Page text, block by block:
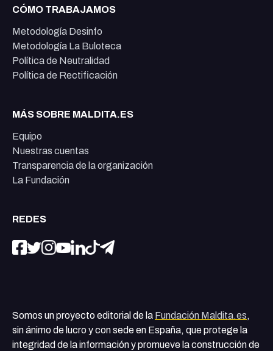
CÓMO TRABAJAMOS
Metodología Desinfo
Metodología La Buloteca
Política de Neutralidad
Política de Rectificación
MÁS SOBRE MALDITA.ES
Equipo
Nuestras cuentas
Transparencia de la organización
La Fundación
REDES
Somos un proyecto editorial de la Fundación Maldita.es,
sin ánimo de lucro y con sede en España, que protege la
integridad de la información y promueve la construcción de